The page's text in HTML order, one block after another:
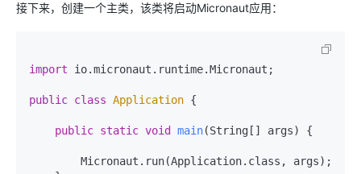
接下来，创建一个主类，该类将启动Micronaut应用：
import io.micronaut.runtime.Micronaut;
public class Application {
public static void main(String[] args) {